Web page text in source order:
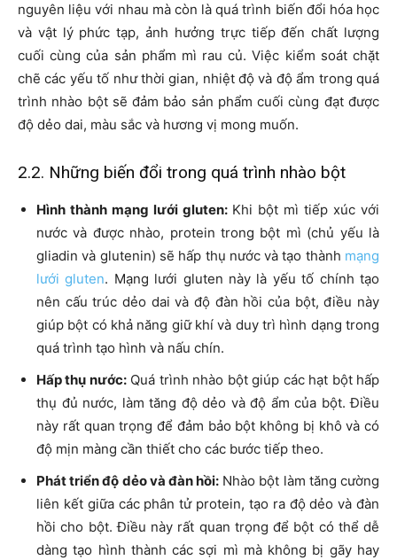
nguyên liệu với nhau mà còn là quá trình biến đổi hóa học
và vật lý phức tạp, ảnh hưởng trực tiếp đến chất lượng
cuối cùng của sản phẩm mì rau củ. Việc kiểm soát chặt
chẽ các yếu tố như thời gian, nhiệt độ và độ ẩm trong quá
trình nhào bột sẽ đảm bảo sản phẩm cuối cùng đạt được
độ dẻo dai, màu sắc và hương vị mong muốn.
2.2. Những biến đổi trong quá trình nhào bột
Hình thành mạng lưới gluten: Khi bột mì tiếp xúc với
nước và được nhào, protein trong bột mì (chủ yếu là
gliadin và glutenin) sẽ hấp thụ nước và tạo thành mạng
lưới gluten. Mạng lưới gluten này là yếu tố chính tạo
nên cấu trúc dẻo dai và độ đàn hồi của bột, điều này
giúp bột có khả năng giữ khí và duy trì hình dạng trong
quá trình tạo hình và nấu chín.
Hấp thụ nước:Quá trình nhào bột giúp các hạt bột hấp
thụ đủ nước, làm tăng độ dẻo và độ ẩm của bột. Điều
này rất quan trọng để đảm bảo bột không bị khô và có
độ mịn màng cần thiết cho các bước tiếp theo.
Phát triển độ dẻo và đàn hồi: Nhào bột làm tăng cường
liên kết giữa các phân tử protein, tạo ra độ dẻo và đàn
hồi cho bột. Điều này rất quan trọng để bột có thể dễ
dàng tạo hình thành các sợi mì mà không bị gãy hay